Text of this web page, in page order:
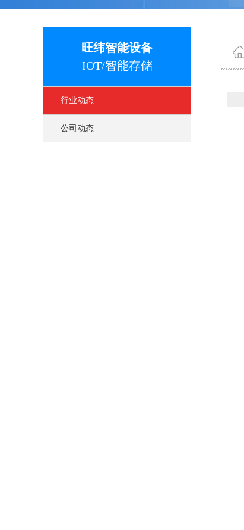
旺纬智能设备
IOT/智能存储
行业动态
公司动态